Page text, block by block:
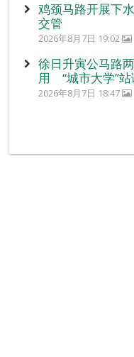
鸡颈马路开展下
交管
2026年8月7日 19:02
徐日升寅公马路
用 “城市大学”
2026年8月7日 18:47